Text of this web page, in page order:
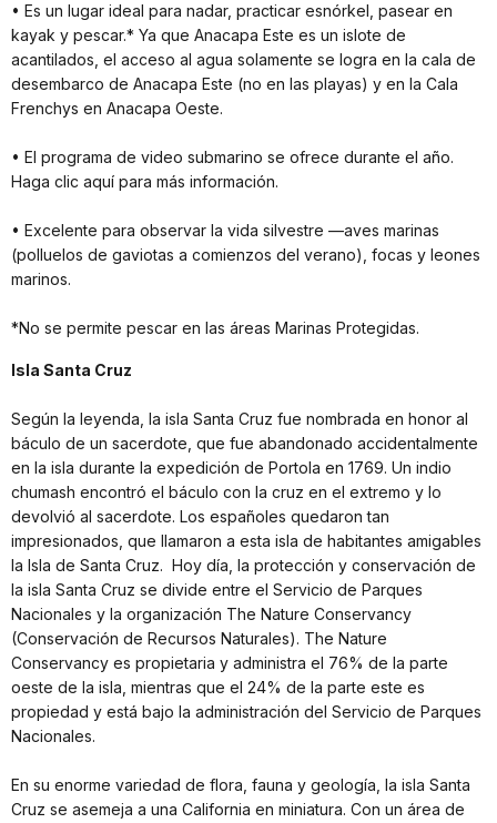
• Es un lugar ideal para nadar, practicar esnórkel, pasear en
kayak y pescar.* Ya que Anacapa Este es un islote de
acantilados, el acceso al agua solamente se logra en la cala de
desembarco de Anacapa Este (no en las playas) y en la Cala
Frenchys en Anacapa Oeste.
• El programa de video submarino se ofrece durante el año.
Haga clic aquí para más información.
• Excelente para observar la vida silvestre —aves marinas
(polluelos de gaviotas a comienzos del verano), focas y leones
marinos.
*No se permite pescar en las áreas Marinas Protegidas.
Isla Santa Cruz
Según la leyenda, la isla Santa Cruz fue nombrada en honor al
báculo de un sacerdote, que fue abandonado accidentalmente
en la isla durante la expedición de Portola en 1769. Un indio
chumash encontró el báculo con la cruz en el extremo y lo
devolvió al sacerdote. Los españoles quedaron tan
impresionados, que llamaron a esta isla de habitantes amigables
la Isla de Santa Cruz. Hoy día, la protección y conservación de
la isla Santa Cruz se divide entre el Servicio de Parques
Nacionales y la organización The Nature Conservancy
(Conservación de Recursos Naturales). The Nature
Conservancy es propietaria y administra el 76% de la parte
oeste de la isla, mientras que el 24% de la parte este es
propiedad y está bajo la administración del Servicio de Parques
Nacionales.
En su enorme variedad de flora, fauna y geología, la isla Santa
Cruz se asemeja a una California en miniatura. Con un área de